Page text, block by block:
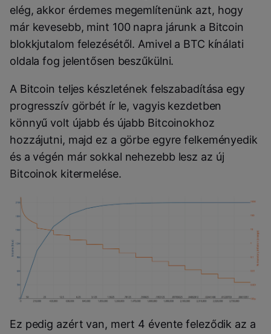
elég, akkor érdemes megemlítenünk azt, hogy
már kevesebb, mint 100 napra járunk a Bitcoin
blokkjutalom felezésétől. Amivel a BTC kínálati
oldala fog jelentősen beszűkülni.
A Bitcoin teljes készletének felszabadítása egy
progresszív görbét ír le, vagyis kezdetben
könnyű volt újabb és újabb Bitcoinokhoz
hozzájutni, majd ez a görbe egyre felkeményedik
és a végén már sokkal nehezebb lesz az új
Bitcoinok kitermelése.
Ez pedig azért van, mert 4 évente feleződik az a